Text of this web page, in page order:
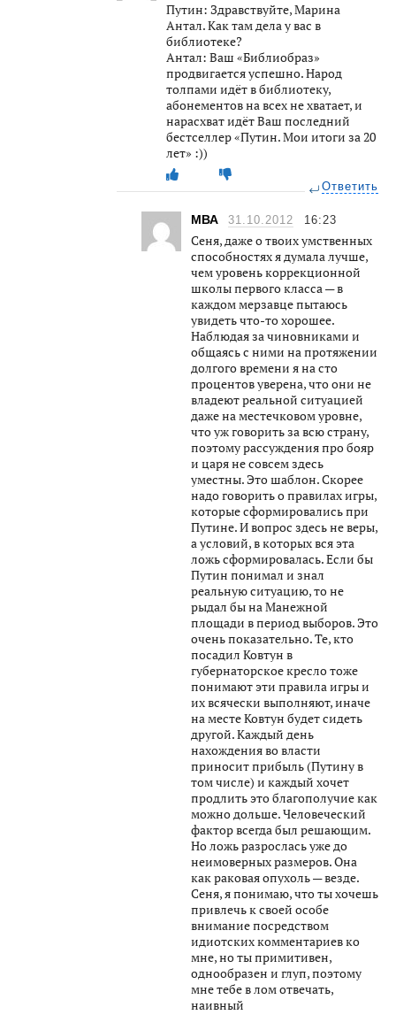
Путин: Здравствуйте, Марина
Антал. Как там дела у вас в
библиотеке?
Антал: Ваш «Библиобраз»
продвигается успешно. Народ
толпами идёт в библиотеку,
абонементов на всех не хватает, и
нарасхват идёт Ваш последний
бестселлер «Путин. Мои итоги за 20
лет» :))
Ответить
МВА 31.10.2012 16:23
Сеня, даже о твоих умственных
способностях я думала лучше,
чем уровень коррекционной
школы первого класса — в
каждом мерзавце пытаюсь
увидеть что-то хорошее.
Наблюдая за чиновниками и
общаясь с ними на протяжении
долгого времени я на сто
процентов уверена, что они не
владеют реальной ситуацией
даже на местечковом уровне,
что уж говорить за всю страну,
поэтому рассуждения про бояр
и царя не совсем здесь
уместны. Это шаблон. Скорее
надо говорить о правилах игры,
которые сформировались при
Путине. И вопрос здесь не веры,
а условий, в которых вся эта
ложь сформировалась. Если бы
Путин понимал и знал
реальную ситуацию, то не
рыдал бы на Манежной
площади в период выборов. Это
очень показательно. Те, кто
посадил Ковтун в
губернаторское кресло тоже
понимают эти правила игры и
их всячески выполняют, иначе
на месте Ковтун будет сидеть
другой. Каждый день
нахождения во власти
приносит прибыль (Путину в
том числе) и каждый хочет
продлить это благополучие как
можно дольше. Человеческий
фактор всегда был решающим.
Но ложь разрослась уже до
неимоверных размеров. Она
как раковая опухоль — везде.
Сеня, я понимаю, что ты хочешь
привлечь к своей особе
внимание посредством
идиотских комментариев ко
мне, но ты примитивен,
однообразен и глуп, поэтому
мне тебе в лом отвечать,
наивный